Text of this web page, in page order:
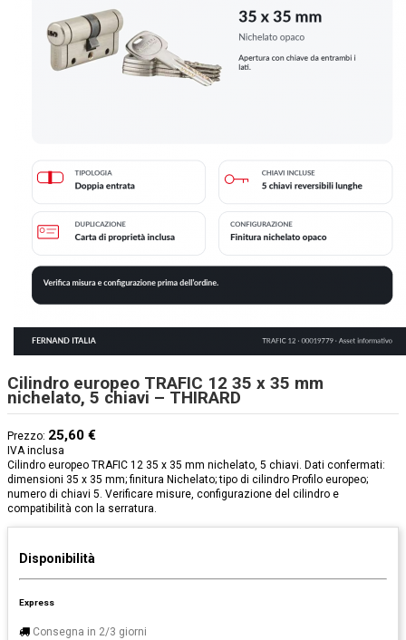
Cilindro europeo TRAFIC 12 35 x 35 mm
nichelato, 5 chiavi – THIRARD
Prezzo: 25,60 €
IVA inclusa
Cilindro europeo TRAFIC 12 35 x 35 mm nichelato, 5 chiavi. Dati confermati:
dimensioni 35 x 35 mm; finitura Nichelato; tipo di cilindro Profilo europeo;
numero di chiavi 5. Verificare misure, configurazione del cilindro e
compatibilità con la serratura.
Disponibilità
Express
Consegna in 2/3 giorni